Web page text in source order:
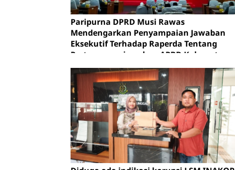
Paripurna DPRD Musi Rawas
Mendengarkan Penyampaian Jawaban
Eksekutif Terhadap Raperda Tentang
Pertanggungjawaban APBD Kabupaten
Musi Rawas Tahun Anggaran 2025.